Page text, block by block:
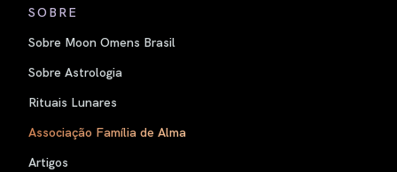
SOBRE
Sobre Moon Omens Brasil
Sobre Astrologia
Rituais Lunares
Associação Família de Alma
Artigos